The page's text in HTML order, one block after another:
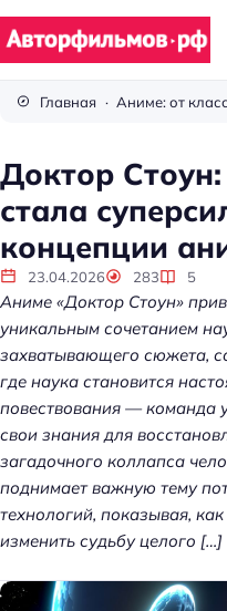
р
о
и
н
о
Главная Аниме: от
Доктор
стала
концепции
23.04.2026 283 5
Аниме «Доктор Стоун»
уникальным сочетанием
захватывающего сюжета,
где наука становится
повествования — команда
свои знания для
загадочного коллапса
поднимает важную тему
технологий, показывая,
изменить судьбу целого […]